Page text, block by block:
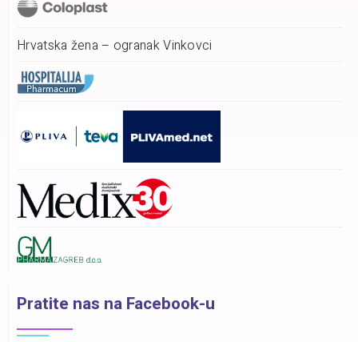
Hrvatska žena – ogranak Vinkovci
Pratite nas na Facebook-u